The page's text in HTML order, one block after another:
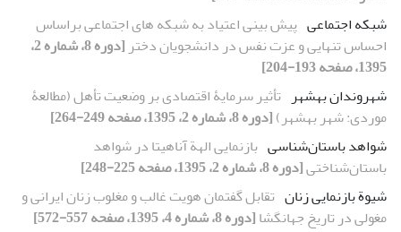
شبکه اجتماعی پیش بینی اعتیاد به شبکه های اجتماعی براساس
احساس تنهایی و عزت نفس در دانشجویان دختر
[دوره 8، شماره 2،
1395، صفحه 193-204]
شهروندان بهشهر تأثیر سرمایۀ اقتصادی بر وضعیت تأهل (مطالعۀ
موردی: شهر بهشهر)[دوره 8، شماره 2، 1395، صفحه 249-264]
شواهد باستان‌شناسی بازنمایی الهة آناهیتا در شواهد
باستان‌شناختی[دوره 8، شماره 2، 1395، صفحه 225-248]
شیوة بازنمایی زنان تقابل گفتمان هویت غالب و مغلوب زنان ایرانی و
مغولی در تاریخ جهانگشا[دوره 8، شماره 4، 1395، صفحه 557-572]